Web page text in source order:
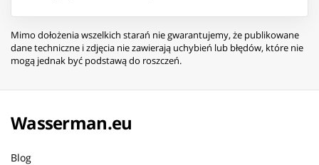
Mimo dołożenia wszelkich starań nie gwarantujemy, że publikowane
dane techniczne i zdjęcia nie zawierają uchybień lub błędów, które nie
mogą jednak być podstawą do roszczeń.
Wasserman.eu
Blog